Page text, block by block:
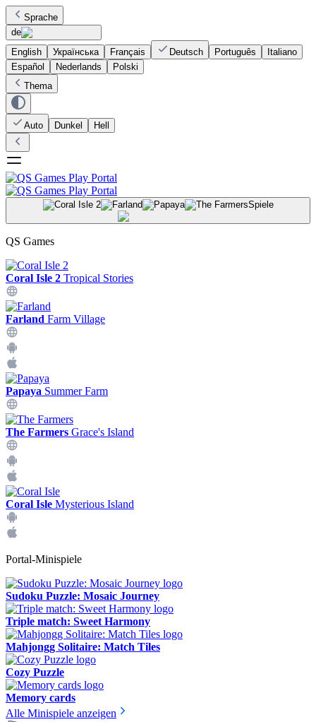
Sprache
de
English
Українська Français Deutsch Português
Italiano
Español
Nederlands
Polski
Thema
Auto Dunkel Hell
Spiele
QS Games
Coral Isle 2 Tropical Stories
Farland Farm Village
Papaya Summer Farm
The Farmers Grace's Island
Coral Isle Mysterious Island
Portal-Minispiele
Sudoku Puzzle: Mosaic Journey
Triple match: Sweet Harmony
Mahjongg Solitaire: Match Tiles
Cozy Puzzle
Memory cards
Alle Minispiele anzeigen